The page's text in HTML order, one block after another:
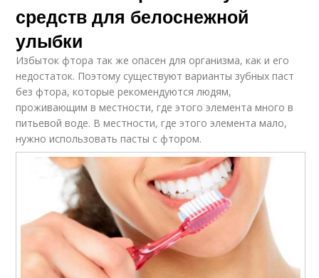
средств для белоснежной
улыбки
Избыток фтора так же опасен для организма, как и его
недостаток. Поэтому существуют варианты зубных паст
без фтора, которые рекомендуются людям,
проживающим в местности, где этого элемента много в
питьевой воде. В местности, где этого элемента мало,
нужно использовать пасты с фтором.